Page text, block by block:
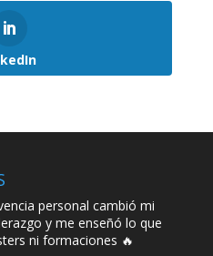
personal cambió mi
y me enseñó lo que
ni formaciones 🔥